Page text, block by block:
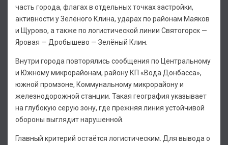
часть города, флагах в отдельных точках застройки,
активности у Зелёного Клина, ударах по районам Маяков
и Щурово, а также по логистической линии Святогорск —
Яровая — Дробышево — Зелёный Клин.
Внутри города повторялись сообщения по Центральному
и Южному микрорайонам, району КП «Вода Донбасса»,
южной промзоне, Коммунальному микрорайону и
железнодорожной станции. Такая география указывает
на глубокую серую зону, где прежняя линия устойчивой
обороны выглядит нарушенной.
Главный критерий остаётся логистическим. Для вывода о